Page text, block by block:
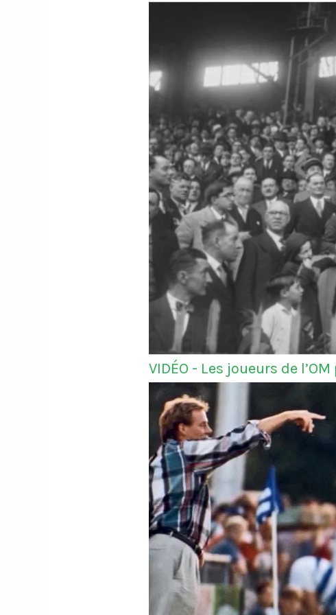
VIDÉO - Les joueurs de